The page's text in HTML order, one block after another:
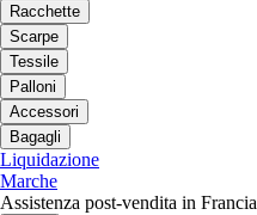
Racchette
Scarpe
Tessile
Palloni
Accessori
Bagagli
Liquidazione
Marche
Assistenza post-vendita in Francia